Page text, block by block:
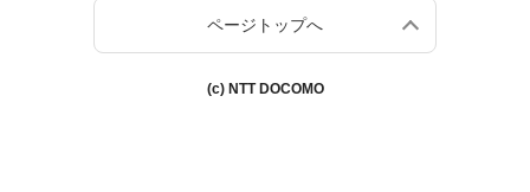
ページトップへ
(c) NTT DOCOMO